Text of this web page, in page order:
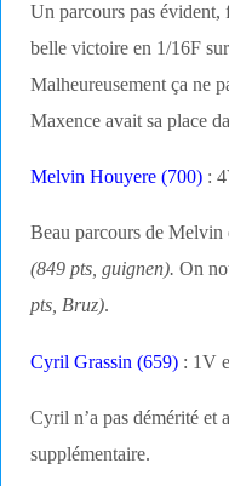
Un parcours pas
belle victoire en 1/16F
Malheureusement ça ne
Maxence avait sa place
Melvin Houyere (700) :
Beau parcours de Melvin
(849 pts, guignen).On
pts, Bruz).
Cyril Grassin (659) : 1V
Cyril n’a pas démérité et
supplémentaire.